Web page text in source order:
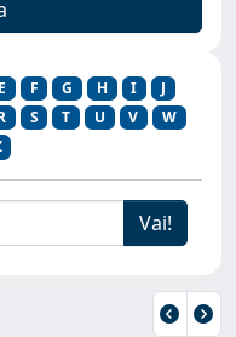
E F G H I
J
S T U V
W